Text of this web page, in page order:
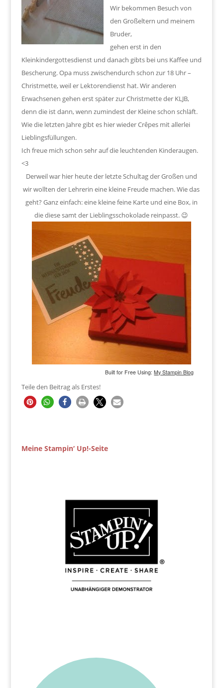
Wir bekommen Besuch von
den Großeltern und meinem
Bruder,
gehen erst in den
Kleinkindergottesdienst und danach gibts bei uns Kaffee und
Bescherung. Opa muss zwischendurch schon zur 18 Uhr –
Christmette, weil er Lektorendienst hat. Wir anderen
Erwachsenen gehen erst später zur Christmette der KLJB,
denn die ist dann, wenn zumindest der Kleine schon schläft.
Wie die letzten Jahre gibt es hier wieder Crêpes mit allerlei
Lieblingsfüllungen.
Ich freue mich schon sehr auf die leuchtenden Kinderaugen.
<3
Derweil war hier heute der letzte Schultag der Großen und
wir wollten der Lehrerin eine kleine Freude machen. Wie das
geht? Ganz einfach: eine kleine feine Karte und eine Box, in
die diese samt der Lieblingsschokolade reinpasst. 😉
Built for Free Using:My Stampin Blog
Teile den Beitrag als Erstes!
Meine Stampin‘ Up!-Seite